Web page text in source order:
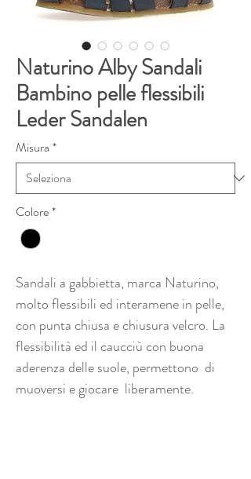
Naturino Alby Sandali
Bambino pelle flessibili
Leder Sandalen
Misura *
Colore*
Sandali a gabbietta, marca Naturino,
molto flessibili ed interamene in pelle,
con punta chiusa e chiusura velcro. La
flessibilità ed il caucciù con buona
aderenza delle suole, permettono di
muoversi e giocare liberamente.